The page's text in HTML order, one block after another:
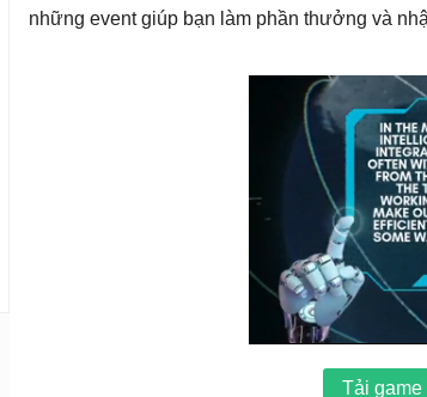
những event giúp bạn làm phần thưởng và
Tải